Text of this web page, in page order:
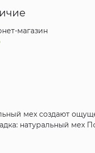
магазин
мех создают
натуральный мех